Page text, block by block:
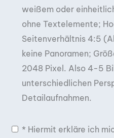
weißem oder
ohne Textelemente;
Seitenverhältnis 4:5
keine Panoramen;
2048 Pixel. Also 4-5
unterschiedlichen
Detailaufnahmen.
* Hiermit erkläre ich